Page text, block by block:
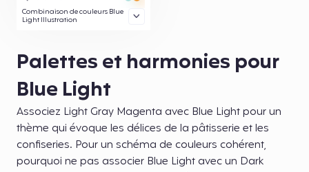
Combinaison de couleurs Blue
Light Illustration
Palettes et harmonies pour
Blue Light
Associez Light Gray Magenta avec Blue Light pour un
thème qui évoque les délices de la pâtisserie et les
confiseries. Pour un schéma de couleurs cohérent,
pourquoi ne pas associer Blue Light avec un Dark